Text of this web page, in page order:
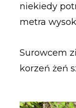
niekiedy
metra
Surowcem
korzeń żeń